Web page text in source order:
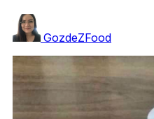
GozdeZFood